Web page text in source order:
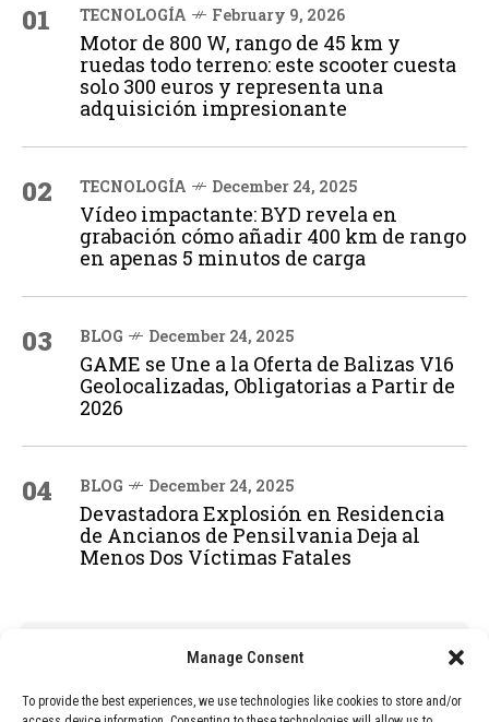
Manage Consent
To provide the best experiences, we use technologies like cookies to store and/or
01 TECNOLOGÍA February 9, 2026
Motor de 800 W, rango de 45 km y
ruedas todo terreno: este scooter cuesta
solo 300 euros y representa una
adquisición impresionante
02 TECNOLOGÍA December 24, 2025
Vídeo impactante: BYD revela en
grabación cómo añadir 400 km de rango
en apenas 5 minutos de carga
03 BLOG December 24, 2025
GAME se Une a la Oferta de Balizas V16
Geolocalizadas, Obligatorias a Partir de
2026
04 BLOG December 24, 2025
Devastadora Explosión en Residencia
de Ancianos de Pensilvania Deja al
Menos Dos Víctimas Fatales